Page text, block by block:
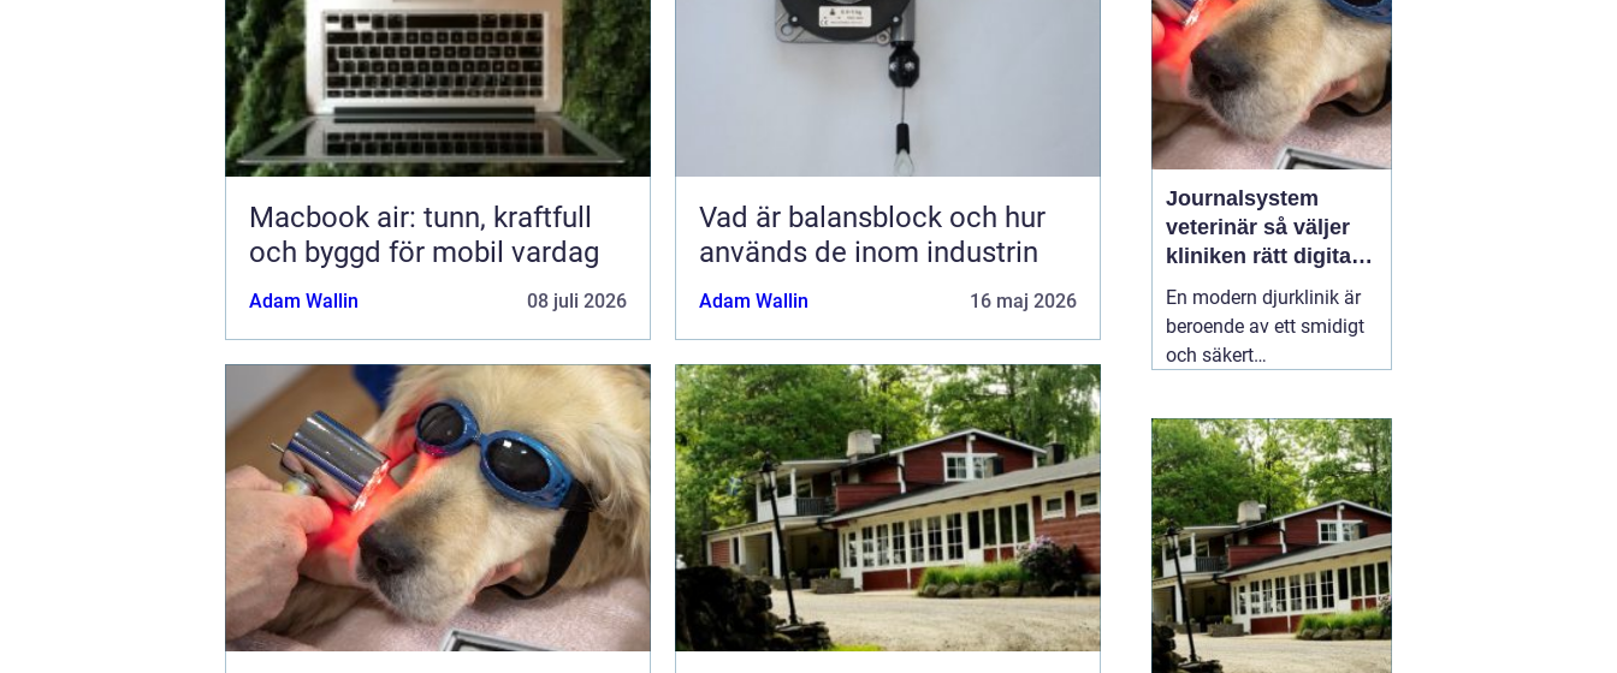
Macbook air: tunn, kraftfull
och byggd för mobil vardag
Adam Wallin 08 juli 2026
Vad är balansblock och hur
används de inom industrin
Adam Wallin 16 maj 2026
Journalsystem
veterinär så väljer
kliniken rätt digitalt
stöd
En modern djurklinik är
beroende av ett smidigt
och säkert
fungerande digitalt flöde
blir vardagen snabbt
rörig: dubbelbokningar,
svåröverskådliga
journaler och onödigt
administrativt arbete. Ett
03 april 2026